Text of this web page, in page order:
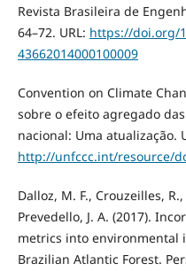
Revista Brasileira de
64–72. URL: https://doi.org/
43662014000100009
Convention on Climate
sobre o efeito agregado
nacional: Uma atualização.
http://unfccc.int/resource/
Dalloz, M. F., Crouzeilles,
Prevedello, J. A. (2017).
metrics into environmental
Brazilian Atlantic Forest.